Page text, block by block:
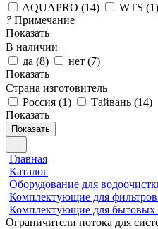
AQUAPRO (14) WTS (1)
? Примечание
Показать
В наличии
да (8) нет (7)
Показать
Страна изготовитель
Россия (1) Тайвань (14)
Показать
Показать
Главная
Каталог
Оборудование для
Комплектующие для фильтров
Комплектующие для бытовых
Ограничители потока для